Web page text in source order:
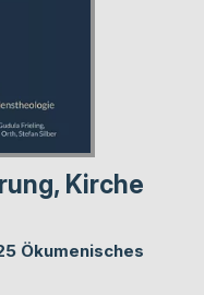
Kirche
Ökumenisches